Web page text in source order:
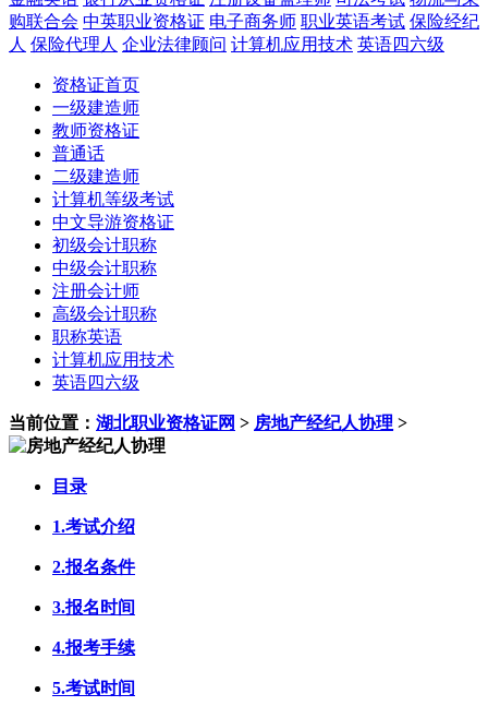
购联合会 中英职业资格证 电子商务师 职业英语考试 保险经纪
人 保险代理人 企业法律顾问 计算机应用技术 英语四六级
资格证首页
一级建造师
教师资格证
普通话
二级建造师
计算机等级考试
中文导游资格证
初级会计职称
中级会计职称
注册会计师
高级会计职称
职称英语
计算机应用技术
英语四六级
当前位置： 湖北职业资格证网 > 房地产经纪人协理 >
目录
1.考试介绍
2.报名条件
3.报名时间
4.报考手续
5.考试时间